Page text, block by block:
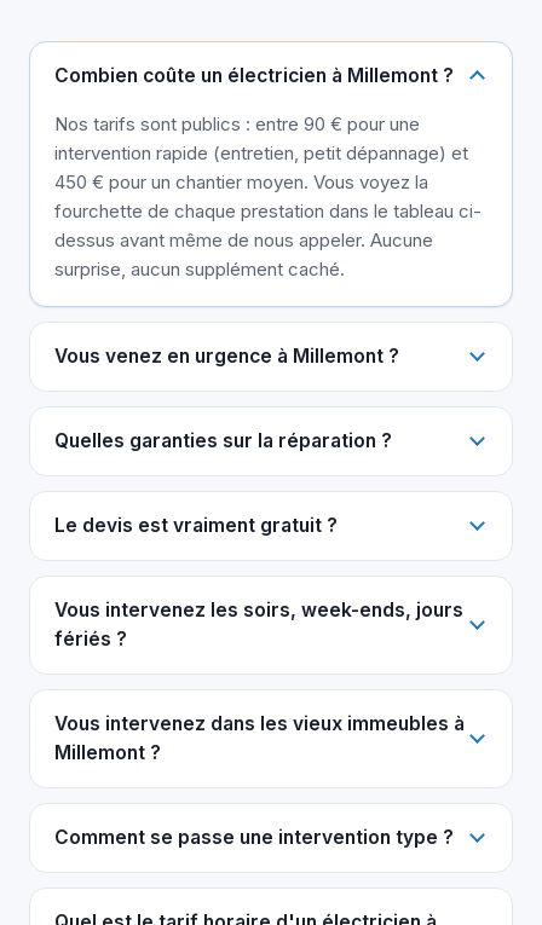
Combien coûte un électricien à Millemont ?
Nos tarifs sont publics : entre 90 € pour une
intervention rapide (entretien, petit dépannage) et
450 € pour un chantier moyen. Vous voyez la
fourchette de chaque prestation dans le tableau ci-
dessus avant même de nous appeler. Aucune
surprise, aucun supplément caché.
Vous venez en urgence à Millemont ?
Quelles garanties sur la réparation ?
Le devis est vraiment gratuit ?
Vous intervenez les soirs, week-ends, jours
fériés ?
Vous intervenez dans les vieux immeubles à
Millemont ?
Comment se passe une intervention type ?